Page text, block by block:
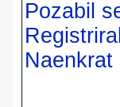
Pozabil